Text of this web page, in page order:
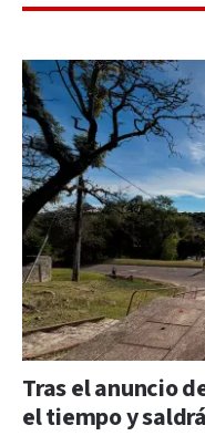
Tras el anuncio
el tiempo y